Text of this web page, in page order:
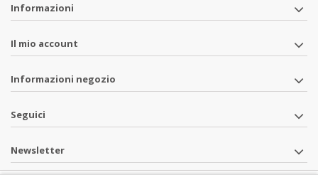
Informazioni
Il mio account
Informazioni negozio
Seguici
Newsletter